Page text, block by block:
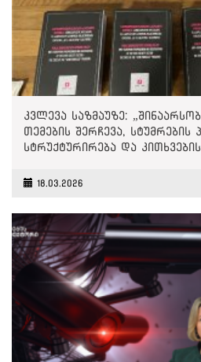
კვლევა საზმაუზე:
თემების შერჩევა, სტუმრების
სტრუქტურირება და
პოლიტიკასა და
18.03.2026